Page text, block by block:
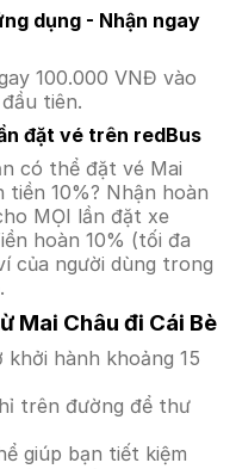
dụng - Nhận ngay
100.000 VNĐ vào
tiên.
đặt vé trên redBus
có thể đặt vé Mai
tiền 10%? Nhận hoàn
MỌI lần đặt xe
hoàn 10% (tối đa
của người dùng trong
Mai Châu đi Cái Bè
hành khoảng 15
trên đường để thư
giúp bạn tiết kiệm